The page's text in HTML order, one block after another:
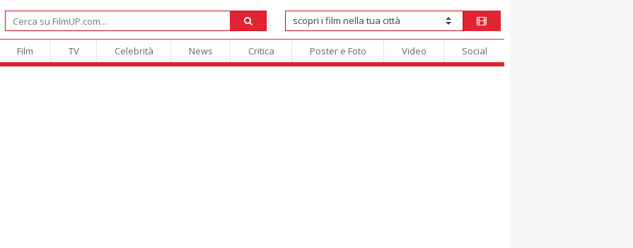
Film TV Celebrità News Critica Poster e Foto Video Social